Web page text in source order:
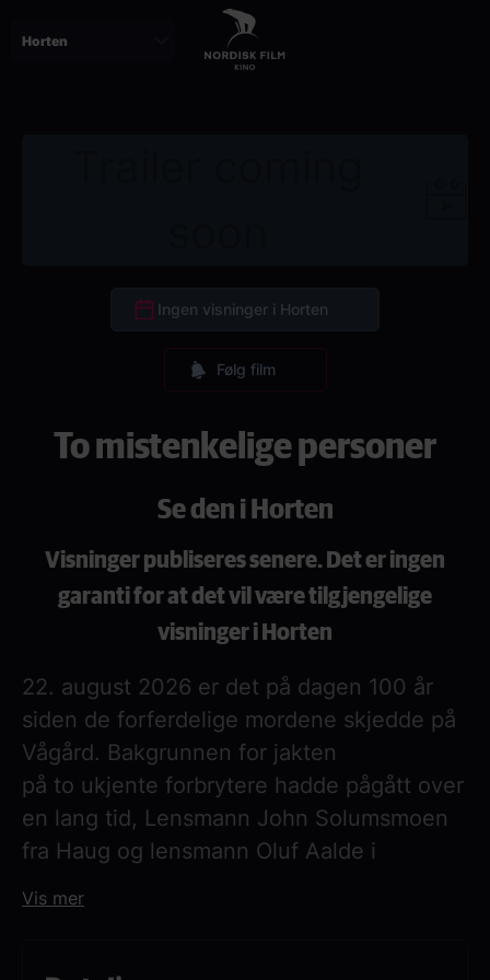
Ingen visninger i Horten
Følg film
To mistenkelige personer
Se den i Horten
Visninger publiseres senere. Det er ingen
garanti for at det vil være tilgjengelige
visninger i Horten
22. august 2026 er det på dagen 100 år
siden de forferdelige mordene skjedde på
Vågård. Bakgrunnen for jakten
på to ukjente forbrytere hadde pågått over
en lang tid, Lensmann John Solumsmoen
fra Haug og lensmann Oluf Aalde i
Vis mer